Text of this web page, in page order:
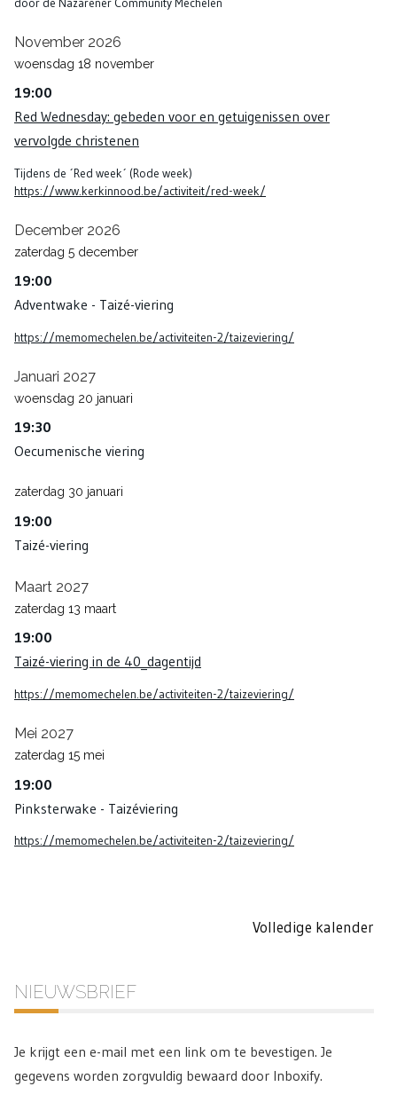
November 2026
woensdag 18 november
19:00
Red Wednesday: gebeden voor en getuigenissen over
vervolgde christenen
Tijdens de ´Red week´ (Rode week)
https://www.kerkinnood.be/activiteit/red-week/
December 2026
zaterdag 5 december
19:00
Adventwake - Taizé-viering
https://memomechelen.be/activiteiten-2/taizeviering/
Januari 2027
woensdag 20 januari
19:30
Oecumenische viering
zaterdag 30 januari
19:00
Taizé-viering
Maart 2027
zaterdag 13 maart
19:00
Taizé-viering in de 40_dagentijd
https://memomechelen.be/activiteiten-2/taizeviering/
Mei 2027
zaterdag 15 mei
19:00
Pinksterwake - Taizéviering
https://memomechelen.be/activiteiten-2/taizeviering/
Volledige kalender
NIEUWSBRIEF
Je krijgt een e-mail met een link om te bevestigen. Je
gegevens worden zorgvuldig bewaard door Inboxify.